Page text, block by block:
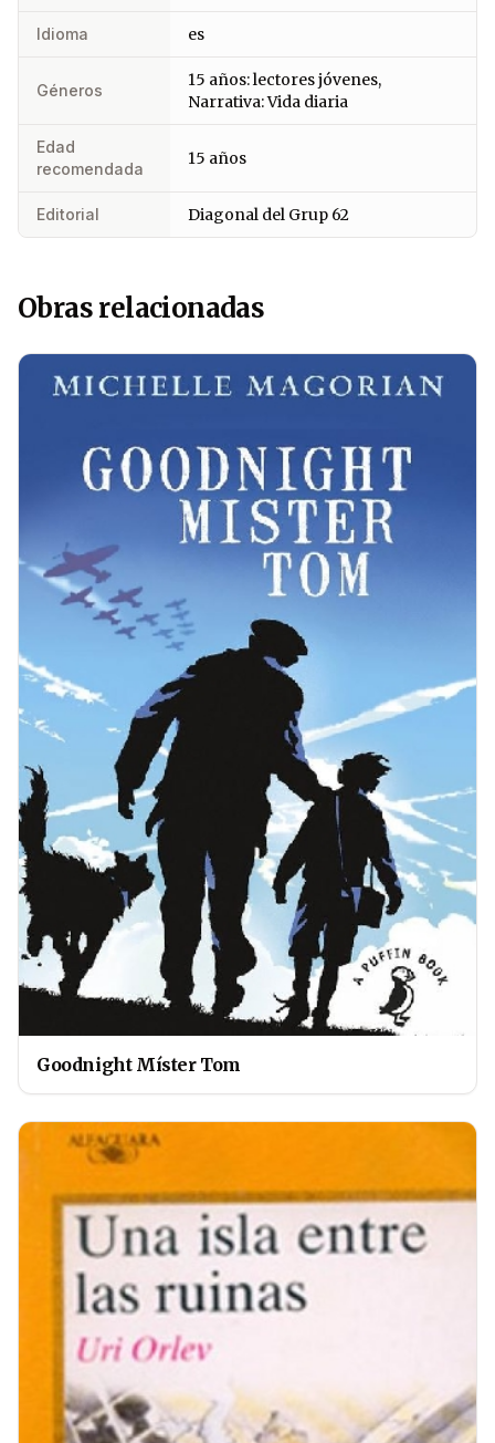
Idioma es
Géneros
15 años: lectores jóvenes,
Narrativa: Vida diaria
Edad
recomendada
15 años
Editorial Diagonal del Grup 62
Obras relacionadas
Goodnight Míster Tom